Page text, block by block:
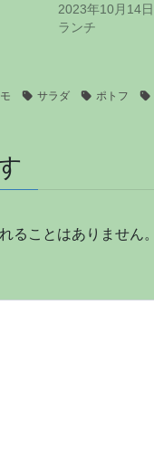
2023年10月14日
ランチ
サラダ ポトフ
ることはありません。